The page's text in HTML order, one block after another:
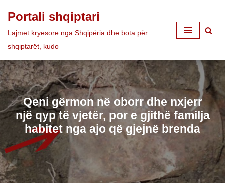
Skip
to
Portali shqiptari
Lajmet kryesore nga Shqipëria dhe bota për
shqiptarët, kudo
Qeni gërmon në oborr dhe nxjerr
një qyp të vjetër, por e gjithë familja
habitet nga ajo që gjejnë brenda